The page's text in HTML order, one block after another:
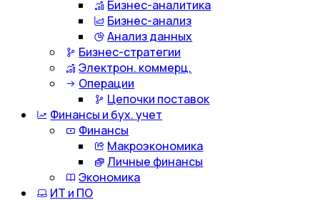
Бизнес-аналитика
Бизнес-анализ
Анализ данных
Бизнес-стратегии
Электрон. коммерц.
Операции
Цепочки поставок
Финансы и бух. учет
Финансы
Макроэкономика
Личные финансы
Экономика
ИТ и ПО